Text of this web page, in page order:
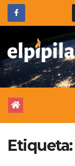
Etiqueta: